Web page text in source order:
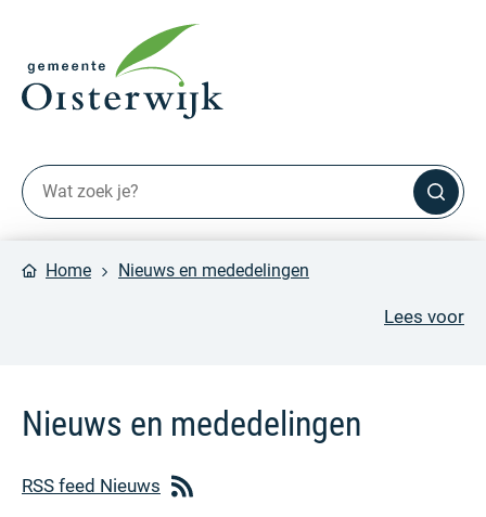
Home Nieuws en mededelingen
Lees voor
Nieuws en mededelingen
RSS feed Nieuws